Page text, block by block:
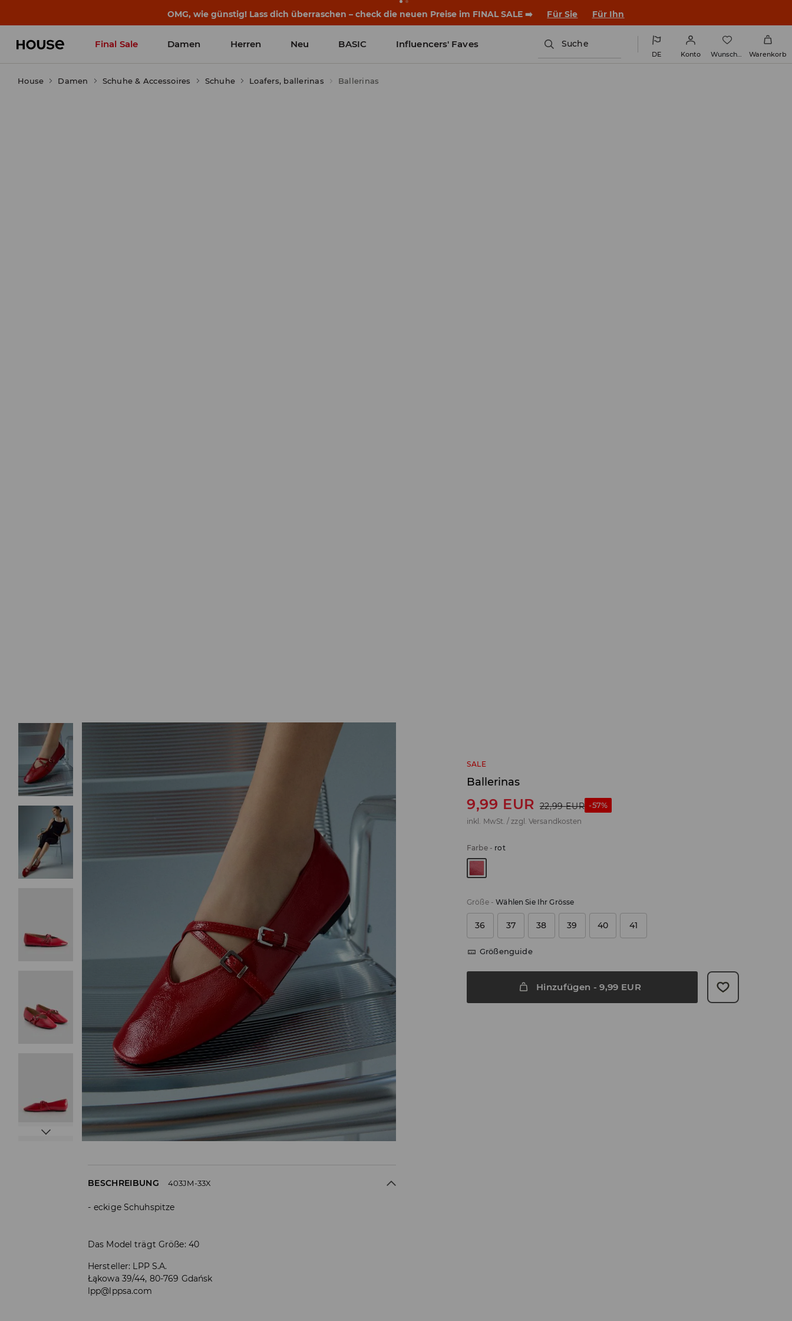
OMG, wie günstig! Lass dich überraschen – check die neuen Preise im FINAL SALE ➡️ Für Sie Für Ihn
Final Sale Damen Herren Neu BASIC Influencers' Faves Suche
DE Konto Wunschliste Warenkorb
House Damen Schuhe & Accessoires Schuhe Loafers, ballerinas Ballerinas
SALE
Ballerinas
9,99 EUR 22,99 EUR -57%
inkl. MwSt. / zzgl. Versandkosten
Farbe- rot
Größe-Wählen Sie Ihr Grösse
36 37 38 39 40 41
Größenguide
Hinzufügen -9,99 EUR
BESCHREIBUNG 403JM-33X
eckige Schuhspitze
Das Model trägt Größe: 40
Hersteller: LPP S.A.
Łąkowa 39/44, 80-769 Gdańsk
lpp@lppsa.com